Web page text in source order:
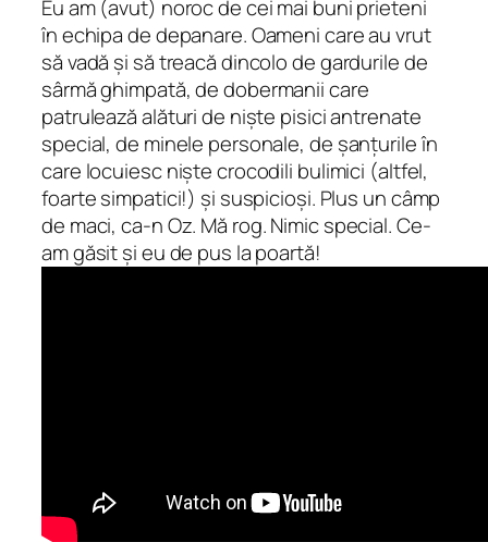
Eu am (avut) noroc de cei mai buni prieteni
în echipa de depanare. Oameni care au vrut
să vadă și să treacă dincolo de gardurile de
sârmă ghimpată, de dobermanii care
patrulează alături de niște pisici antrenate
special, de minele personale, de șanțurile în
care locuiesc niște crocodili bulimici (altfel,
foarte simpatici!) și suspicioși. Plus un câmp
de maci, ca-n Oz. Mă rog. Nimic special. Ce-
am găsit și eu de pus la poartă!